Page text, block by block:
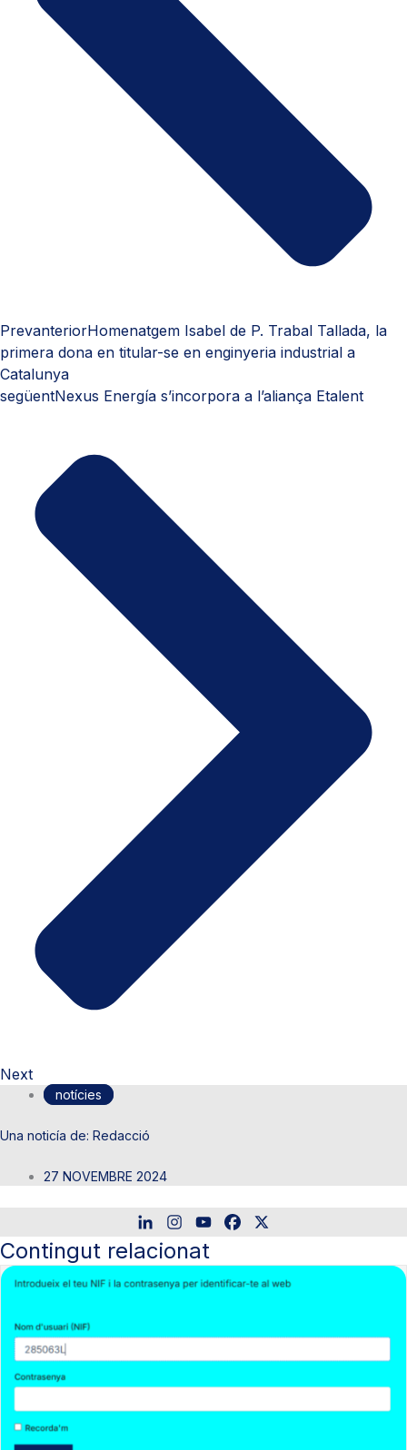
PrevanteriorHomenatgem Isabel de P. Trabal Tallada, la
primera dona en titular-se en enginyeria industrial a
Catalunya
següentNexus Energía s’incorpora a l’aliança Etalent
Next
notícies
Redacció
27 NOVEMBRE 2024
Contingut relacionat